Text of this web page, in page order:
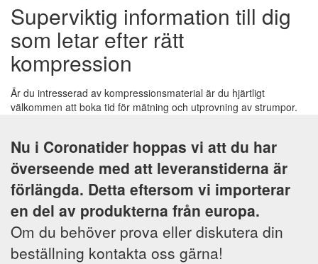
Superviktig information till dig
som letar efter rätt
kompression
Är du intresserad av kompressionsmaterial är du hjärtligt
välkommen att boka tid för mätning och utprovning av strumpor.
vilken produkt du behöver, då kan du beställa direkt här i vår
webshop. Kontakta oss med ett mail om du har speciella
önskemål och behov, så försöker vi hjälpa dig att hitta rätt.
Nu i Coronatider hoppas vi att du har
överseende med att leveranstiderna är
förlängda. Detta eftersom vi importerar
en del av produkterna från europa.
Om du behöver prova eller diskutera din
beställning kontakta oss gärna!